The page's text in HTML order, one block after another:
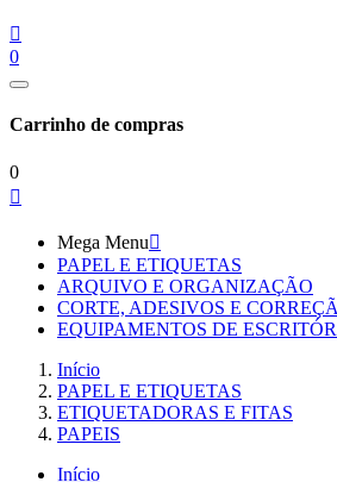

0
Carrinho de compras
0

Mega Menu
PAPEL E ETIQUETAS
ARQUIVO E ORGANIZAÇÃO
CORTE, ADESIVOS E
EQUIPAMENTOS DE
Início
PAPEL E ETIQUETAS
ETIQUETADORAS E FITAS
PAPEIS
Início